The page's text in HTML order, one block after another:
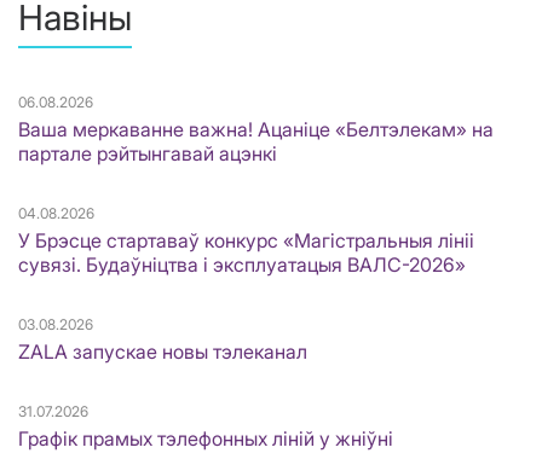
Навіны
06.08.2026
Ваша меркаванне важна! Ацаніце «Белтэлекам» на
партале рэйтынгавай ацэнкі
04.08.2026
У Брэсце стартаваў конкурс «Магістральныя лініі
сувязі. Будаўніцтва і эксплуатацыя ВАЛС-2026»
03.08.2026
ZALA запускае новы тэлеканал
31.07.2026
Графік прамых тэлефонных ліній у жніўні